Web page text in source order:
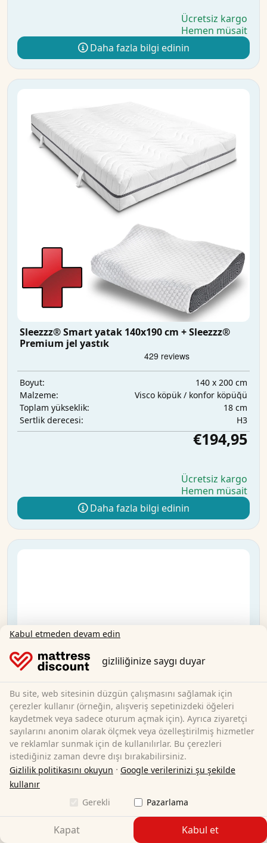
Ücretsiz kargo
Hemen müsait
Daha fazla bilgi edinin
Sleezzz® Smart yatak 140x190 cm + Sleezzz®
Premium jel yastık
Boyut:
140 x 200 cm
Malzeme:
Visco köpük / konfor köpüğü
Toplam yükseklik:
18 cm
Sertlik derecesi:
H3
€194,95
Ücretsiz kargo
Hemen müsait
Daha fazla bilgi edinin
K10 yatak 180x200 cm H3
180 x 200 cm
Kabul etmeden devam edin
gizliliğinize saygı duyar
Bu site, web sitesinin düzgün çalışmasını sağlamak için
çerezler kullanır (örneğin, alışveriş sepetinizdeki öğeleri
kaydetmek veya sadece oturum açmak için). Ayrıca ziyaretçi
sayılarını anonim olarak ölçmek veya özelleştirilmiş hizmetler
ve reklamlar sunmak için de kullanılırlar. Bu çerezleri
istediğiniz zaman devre dışı bırakabilirsiniz.
Gizlilik politikasını okuyun · Google verilerinizi şu şekilde
kullanır
Gerekli
Pazarlama
Kapat Kabul et